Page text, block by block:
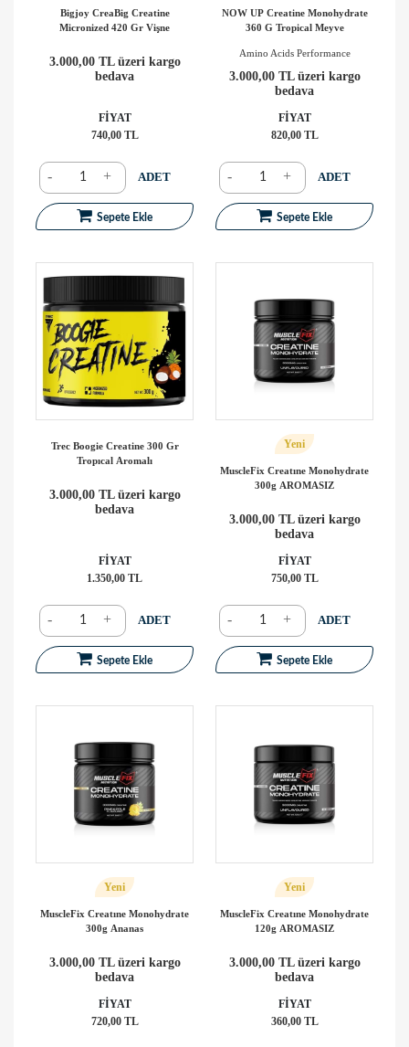
Bigjoy CreaBig Creatine
Micronized 420 Gr Vişne
3.000,00 TL üzeri kargo
bedava
FİYAT
740,00 TL
- + ADET
Sepete Ekle
NOW UP Creatine Monohydrate
360 G Tropical Meyve
Amino Acids Performance
3.000,00 TL üzeri kargo
bedava
FİYAT
820,00 TL
- + ADET
Sepete Ekle
Trec Boogie Creatine 300 Gr
Tropıcal Aromalı
3.000,00 TL üzeri kargo
bedava
FİYAT
1.350,00 TL
- + ADET
Sepete Ekle
Yeni
MuscleFix Creatıne Monohydrate
300g AROMASIZ
3.000,00 TL üzeri kargo
bedava
FİYAT
750,00 TL
- + ADET
Sepete Ekle
Yeni
MuscleFix Creatıne Monohydrate
300g Ananas
3.000,00 TL üzeri kargo
bedava
FİYAT
720,00 TL
Yeni
MuscleFix Creatıne Monohydrate
120g AROMASIZ
3.000,00 TL üzeri kargo
bedava
FİYAT
360,00 TL